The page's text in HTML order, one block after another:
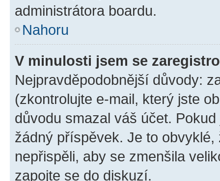
administrátora boardu.
Nahoru
V minulosti jsem se
Nejpravděpodobnější důvody:
(zkontrolujte e-mail, který jste
důvodu smazal váš účet.
žádný příspěvek. Je to
nepřispěli, aby se zmenšila
zapojte se do diskuzí.